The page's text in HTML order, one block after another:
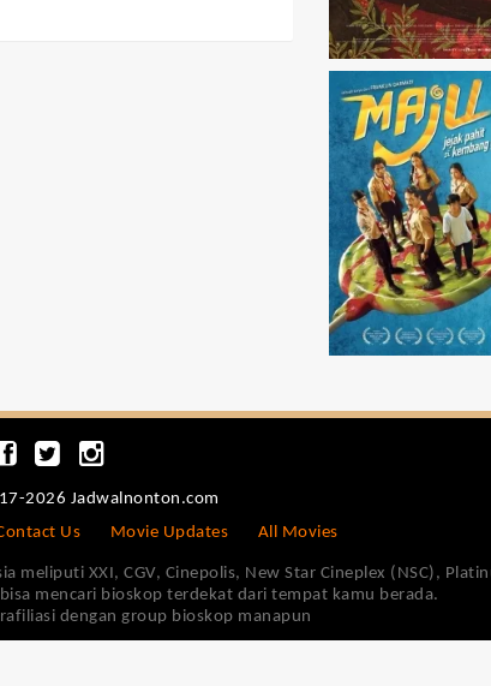
2026 Jadwalnonton.com
Us Movie Updates All Movies
XXI, CGV, Cinepolis, New Star Cineplex (NSC),
mencari bioskop terdekat dari tempat kamu berada.
dengan group bioskop manapun